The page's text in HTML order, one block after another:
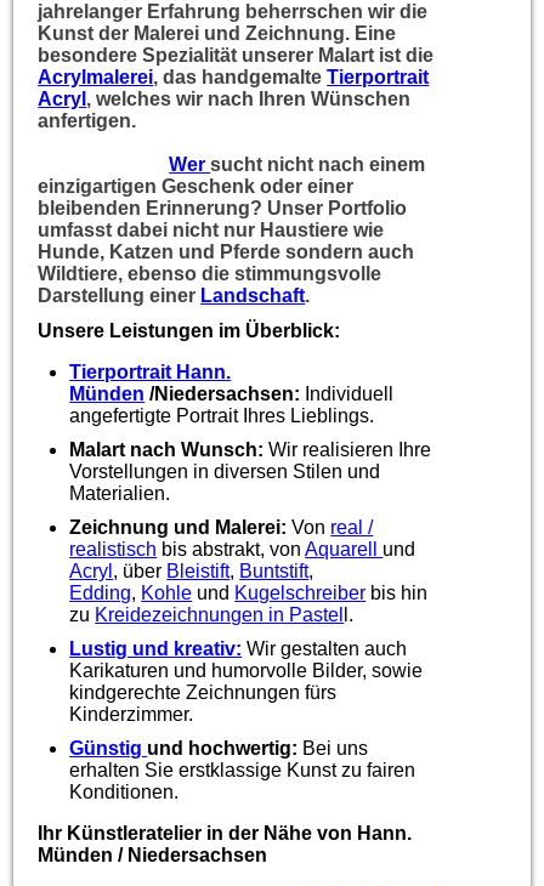
jahrelanger Erfahrung beherrschen wir die
Kunst der Malerei und Zeichnung. Eine
besondere Spezialität unserer Malart ist die
Acrylmalerei, das handgemalteTierportrait
Acryl , welches wir nach Ihren Wünschen
anfertigen.
Wersucht nicht nach einem
einzigartigen Geschenk oder einer
bleibenden Erinnerung? Unser Portfolio
umfasst dabei nicht nur Haustiere wie
Hunde, Katzen und Pferde sondern auch
Wildtiere, ebenso die stimmungsvolle
Darstellung einer Landschaft.
Unsere Leistungen im Überblick:
Tierportrait Hann.
Münden /Niedersachsen: Individuell
angefertigte Portrait Ihres Lieblings.
Malart nach Wunsch: Wir realisieren Ihre
Vorstellungen in diversen Stilen und
Materialien.
Zeichnung und Malerei: Von real /
realistisch bis abstrakt, vonAquarell und
Acryl , über Bleistift, Buntstift,
Edding, Kohle und Kugelschreiber bis hin
zu Kreidezeichnungen in Pastel l.
Lustig und kreativ: Wir gestalten auch
Karikaturen und humorvolle Bilder, sowie
kindgerechte Zeichnungen fürs
Kinderzimmer.
Günstig und hochwertig: Bei uns
erhalten Sie erstklassige Kunst zu fairen
Konditionen.
Ihr Künstleratelier in der Nähe von Hann.
Münden / Niedersachsen